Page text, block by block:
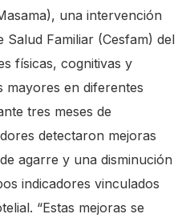
una intervención
Salud Familiar (Cesfam) del
físicas, cognitivas y
mayores en diferentes
tres meses de
detectaron mejoras
agarre y una disminución
indicadores vinculados
“Estas mejoras se